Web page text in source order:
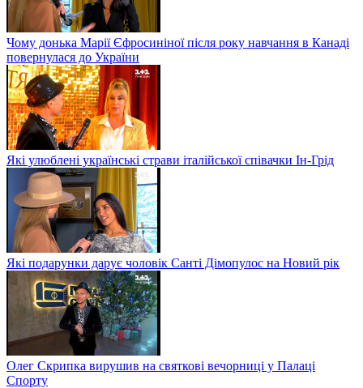
Чому донька Марії Єфросиніної після року навчання в Канаді
повернулася до України
Які улюблені українські страви італійської співачки Ін-Грід
Які подарунки дарує чоловік Санті Дімопулос на Новий рік
Олег Скрипка вирушив на святкові вечорниці у Палаці
Спорту